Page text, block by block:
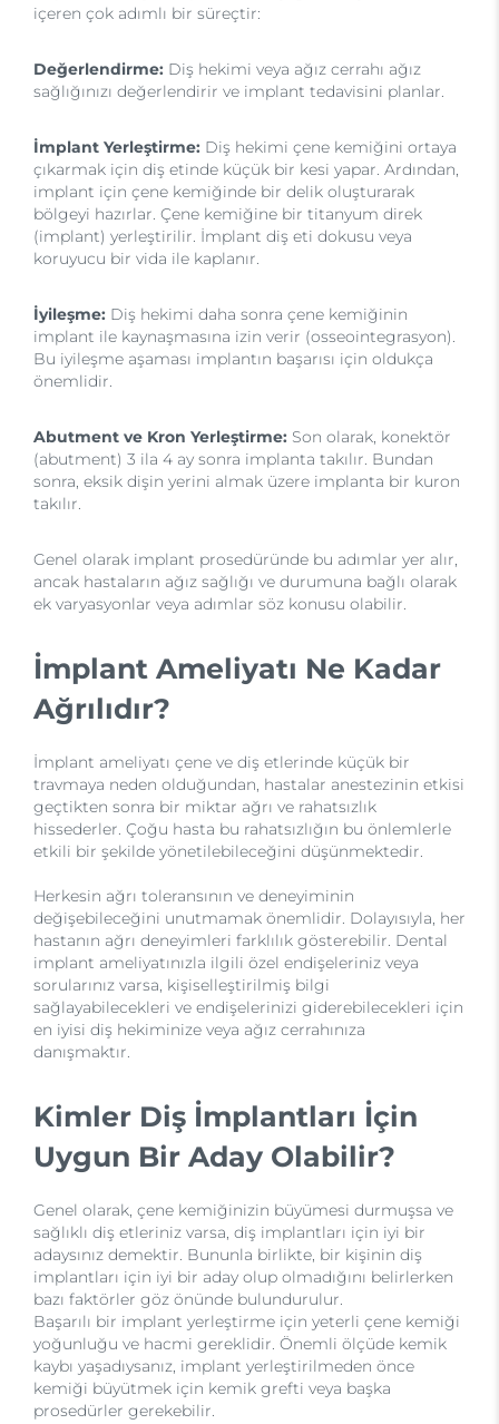
içeren çok adımlı bir süreçtir:
Değerlendirme: Diş hekimi veya ağız cerrahı ağız
sağlığınızı değerlendirir ve implant tedavisini planlar.
İmplant Yerleştirme: Diş hekimi çene kemiğini ortaya
çıkarmak için diş etinde küçük bir kesi yapar. Ardından,
implant için çene kemiğinde bir delik oluşturarak
bölgeyi hazırlar. Çene kemiğine bir titanyum direk
(implant) yerleştirilir. İmplant diş eti dokusu veya
koruyucu bir vida ile kaplanır.
İyileşme: Diş hekimi daha sonra çene kemiğinin
implant ile kaynaşmasına izin verir (osseointegrasyon).
Bu iyileşme aşaması implantın başarısı için oldukça
önemlidir.
Abutment ve Kron Yerleştirme: Son olarak, konektör
(abutment) 3 ila 4 ay sonra implanta takılır. Bundan
sonra, eksik dişin yerini almak üzere implanta bir kuron
takılır.
Genel olarak implant prosedüründe bu adımlar yer alır,
ancak hastaların ağız sağlığı ve durumuna bağlı olarak
ek varyasyonlar veya adımlar söz konusu olabilir.
İmplant Ameliyatı Ne Kadar
Ağrılıdır?
İmplant ameliyatı çene ve diş etlerinde küçük bir
travmaya neden olduğundan, hastalar anestezinin etkisi
geçtikten sonra bir miktar ağrı ve rahatsızlık
hissederler. Çoğu hasta bu rahatsızlığın bu önlemlerle
etkili bir şekilde yönetilebileceğini düşünmektedir.
Herkesin ağrı toleransının ve deneyiminin
değişebileceğini unutmamak önemlidir. Dolayısıyla, her
hastanın ağrı deneyimleri farklılık gösterebilir. Dental
implant ameliyatınızla ilgili özel endişeleriniz veya
sorularınız varsa, kişiselleştirilmiş bilgi
sağlayabilecekleri ve endişelerinizi giderebilecekleri için
en iyisi diş hekiminize veya ağız cerrahınıza
danışmaktır.
Kimler Diş İmplantları İçin
Uygun Bir Aday Olabilir?
Genel olarak, çene kemiğinizin büyümesi durmuşsa ve
sağlıklı diş etleriniz varsa, diş implantları için iyi bir
adaysınız demektir. Bununla birlikte, bir kişinin diş
implantları için iyi bir aday olup olmadığını belirlerken
bazı faktörler göz önünde bulundurulur.
Başarılı bir implant yerleştirme için yeterli çene kemiği
yoğunluğu ve hacmi gereklidir. Önemli ölçüde kemik
kaybı yaşadıysanız, implant yerleştirilmeden önce
kemiği büyütmek için kemik grefti veya başka
prosedürler gerekebilir.